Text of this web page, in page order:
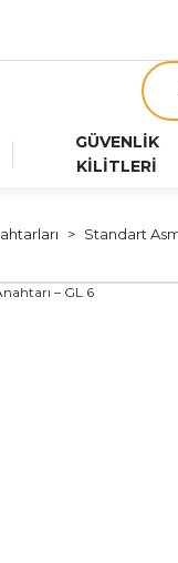
GÜVENLİK
KİLİTLERİ
Standart